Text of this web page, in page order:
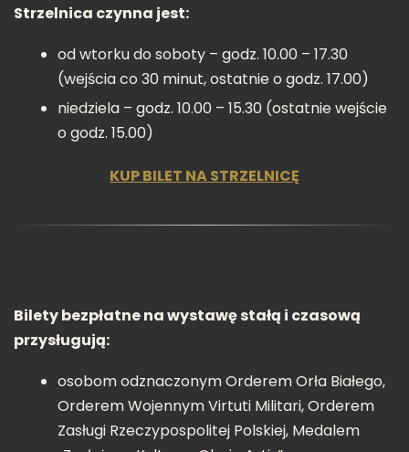
Strzelnica czynna jest:
od wtorku do soboty – godz. 10.00 – 17.30
(wejścia co 30 minut, ostatnie o godz. 17.00)
niedziela – godz. 10.00 – 15.30 (ostatnie wejście
o godz. 15.00)
KUP BILET NA STRZELNICĘ
Bilety bezpłatne na wystawę stałą i czasową
przysługują:
osobom odznaczonym Orderem Orła Białego,
Orderem Wojennym Virtuti Militari, Orderem
Zasługi Rzeczypospolitej Polskiej, Medalem